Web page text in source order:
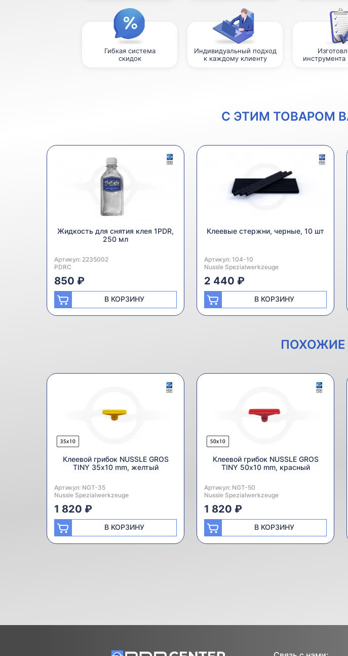
Гибкая система
скидок
Индивидуальный подход
к каждому клиенту
инструмента
С ЭТИМ ТОВАРОМ
Жидкость для снятия клея 1PDR,
250 мл
Артикул: 2235002
Производитель:
PDRC
850 ₽
В КОРЗИНУ
Клеевые стержни, черные, 10 шт
Артикул: 104-10
Производитель:
Nussle Spezialwerkzeuge
2 440 ₽
В КОРЗИНУ
ПОХОЖИЕ
Клеевой грибок NUSSLE GROS
TINY 35х10 mm, желтый
Артикул: NGT-35
Производитель:
Nussle Spezialwerkzeuge
1 820 ₽
В КОРЗИНУ
Клеевой грибок NUSSLE GROS
TINY 50х10 mm, красный
Артикул: NGT-50
Производитель:
Nussle Spezialwerkzeuge
1 820 ₽
В КОРЗИНУ